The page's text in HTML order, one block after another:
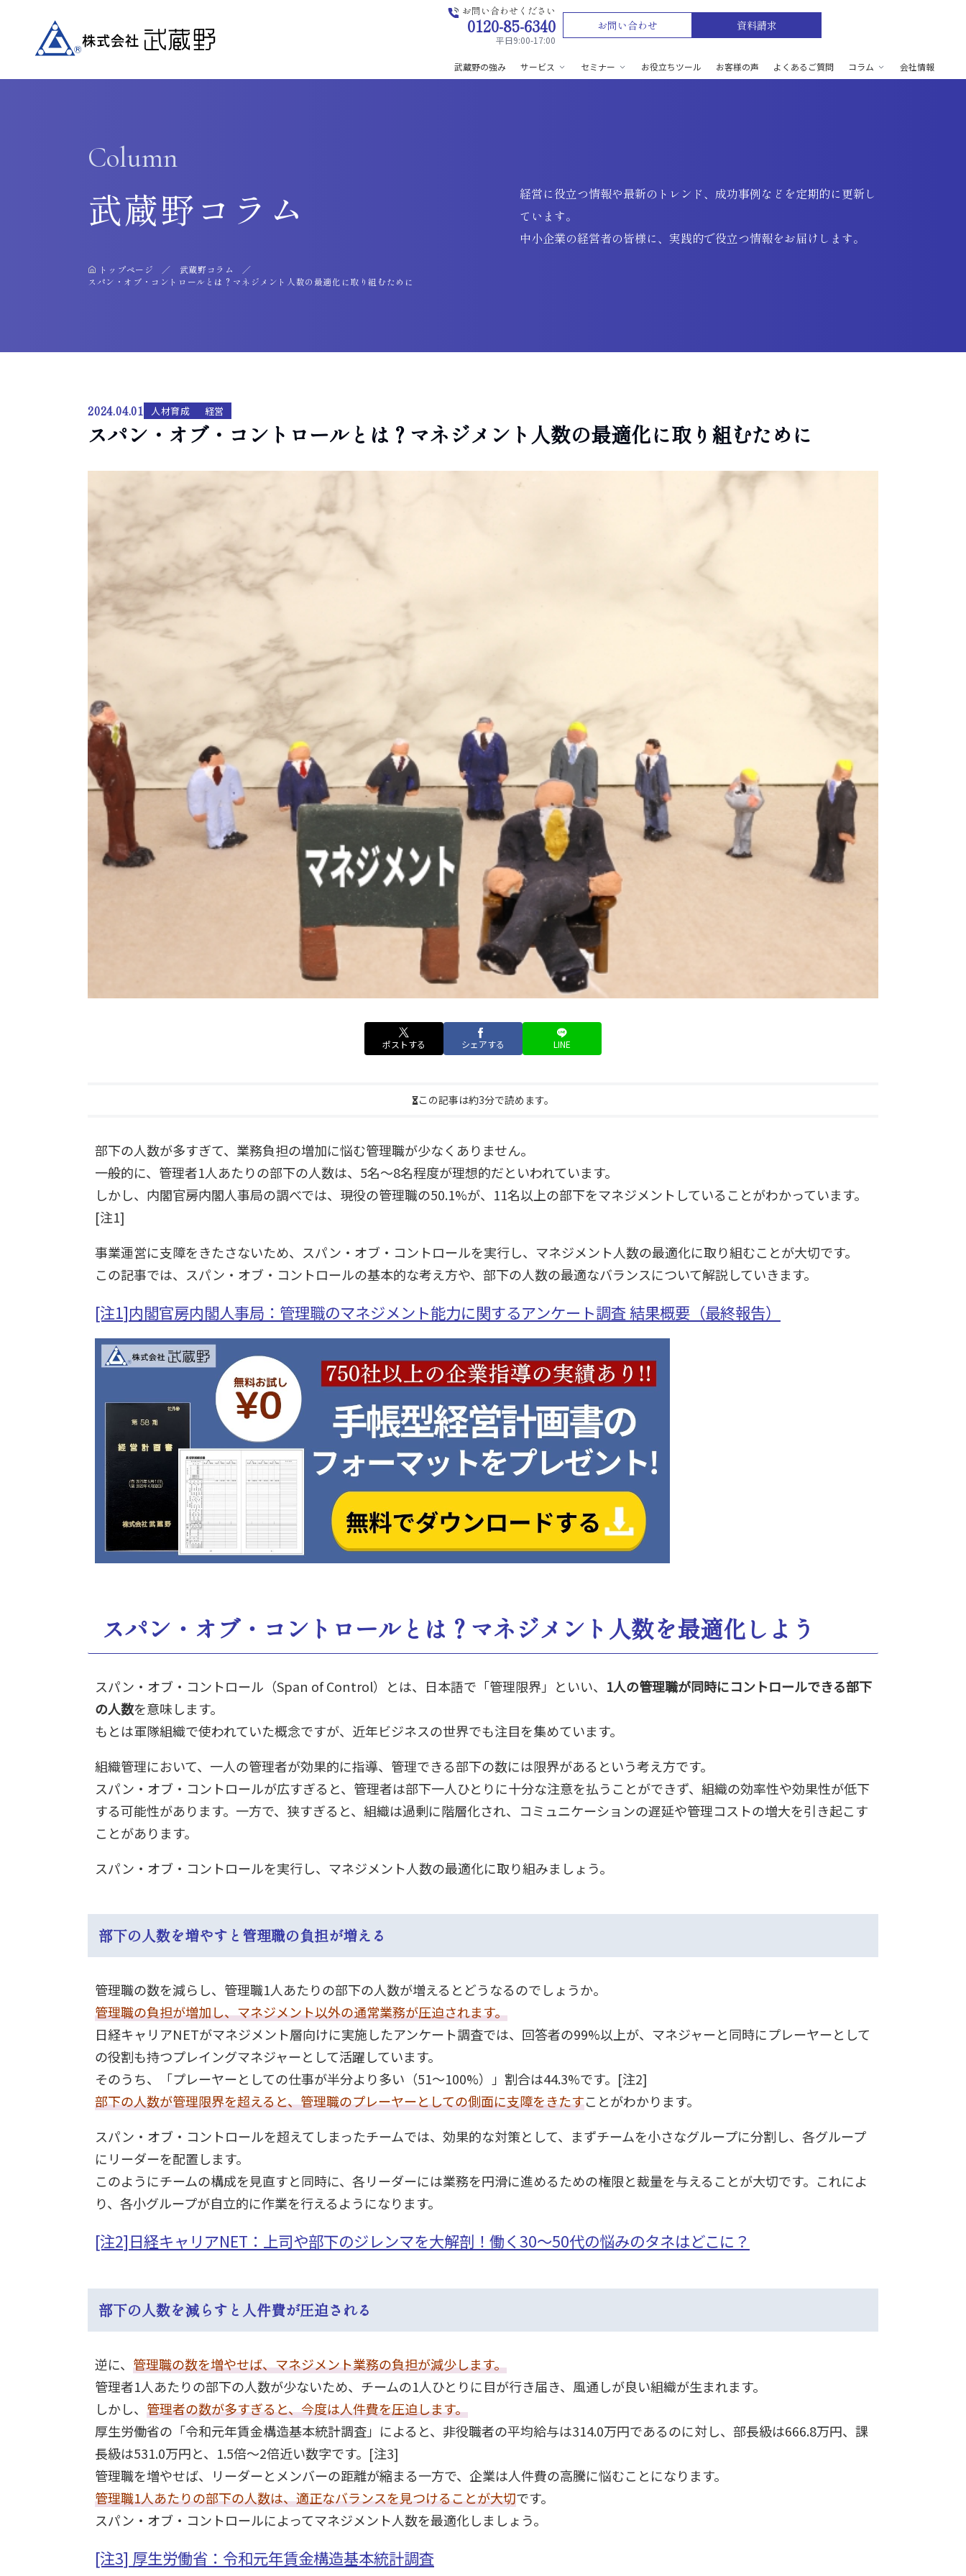
お問い合わせください
0120-85-6340
平日9:00-17:00
お問い合わせ 資料請求
武蔵野の強み サービス セミナー お役立ちツール お客様の声 よくあるご質問 コラム 会社情報
Column
武蔵野コラム
トップページ
武蔵野コラム
スパン・オブ・コントロールとは？マネジメント人数の最適化に取り組むために
経営に役立つ情報や最新のトレンド、成功事例などを定期的に更新し
ています。
中小企業の経営者の皆様に、実践的で役立つ情報をお届けします。
2024.04.01 人材育成 経営
スパン・オブ・コントロールとは？マネジメント人数の最適化に取り組むために
ポストする シェアする LINE
この記事は約3分で読めます。
部下の人数が多すぎて、業務負担の増加に悩む管理職が少なくありません。
一般的に、管理者1人あたりの部下の人数は、5名～8名程度が理想的だといわれています。
しかし、内閣官房内閣人事局の調べでは、現役の管理職の50.1%が、11名以上の部下をマネジメントしていることがわかっています。
[注1]
事業運営に支障をきたさないため、スパン・オブ・コントロールを実行し、マネジメント人数の最適化に取り組むことが大切です。
この記事では、スパン・オブ・コントロールの基本的な考え方や、部下の人数の最適なバランスについて解説していきます。
[注1]内閣官房内閣人事局：管理職のマネジメント能力に関するアンケート調査 結果概要（最終報告）
スパン・オブ・コントロールとは？マネジメント人数を最適化しよう
スパン・オブ・コントロール（Span of Control）とは、日本語で「管理限界」といい、 1人の管理職が同時にコントロールできる部下
の人数を意味します。
もとは軍隊組織で使われていた概念ですが、近年ビジネスの世界でも注目を集めています。
組織管理において、一人の管理者が効果的に指導、管理できる部下の数には限界があるという考え方です。
スパン・オブ・コントロールが広すぎると、管理者は部下一人ひとりに十分な注意を払うことができず、組織の効率性や効果性が低下
する可能性があります。一方で、狭すぎると、組織は過剰に階層化され、コミュニケーションの遅延や管理コストの増大を引き起こす
ことがあります。
スパン・オブ・コントロールを実行し、マネジメント人数の最適化に取り組みましょう。
部下の人数を増やすと管理職の負担が増える
管理職の数を減らし、管理職1人あたりの部下の人数が増えるとどうなるのでしょうか。
管理職の負担が増加し、マネジメント以外の通常業務が圧迫されます。
日経キャリアNETがマネジメント層向けに実施したアンケート調査では、回答者の99%以上が、マネジャーと同時にプレーヤーとして
の役割も持つプレイングマネジャーとして活躍しています。
そのうち、「プレーヤーとしての仕事が半分より多い（51～100%）」割合は44.3%です。[注2]
部下の人数が管理限界を超えると、管理職のプレーヤーとしての側面に支障をきたすことがわかります。
スパン・オブ・コントロールを超えてしまったチームでは、効果的な対策として、まずチームを小さなグループに分割し、各グループ
にリーダーを配置します。
このようにチームの構成を見直すと同時に、各リーダーには業務を円滑に進めるための権限と裁量を与えることが大切です。これによ
り、各小グループが自立的に作業を行えるようになります。
[注2]日経キャリアNET：上司や部下のジレンマを大解剖！働く30～50代の悩みのタネはどこに？
部下の人数を減らすと人件費が圧迫される
逆に、 管理職の数を増やせば、マネジメント業務の負担が減少します。
管理者1人あたりの部下の人数が少ないため、チームの1人ひとりに目が行き届き、風通しが良い組織が生まれます。
しかし、 管理者の数が多すぎると、今度は人件費を圧迫します。
厚生労働省の「令和元年賃金構造基本統計調査」によると、非役職者の平均給与は314.0万円であるのに対し、部長級は666.8万円、課
長級は531.0万円と、1.5倍～2倍近い数字です。[注3]
管理職を増やせば、リーダーとメンバーの距離が縮まる一方で、企業は人件費の高騰に悩むことになります。
管理職1人あたりの部下の人数は、適正なバランスを見つけることが大切です。
スパン・オブ・コントロールによってマネジメント人数を最適化しましょう。
[注3] 厚生労働省：令和元年賃金構造基本統計調査